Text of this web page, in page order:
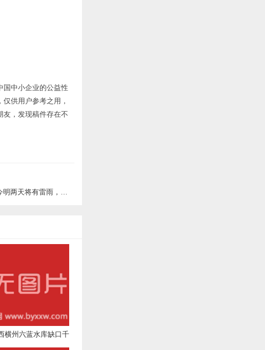
国中小企业的公益性
供用户参考之用，
友，发现稿件存在不
雨，预计高温减弱时间→
横州六蓝水库缺口千